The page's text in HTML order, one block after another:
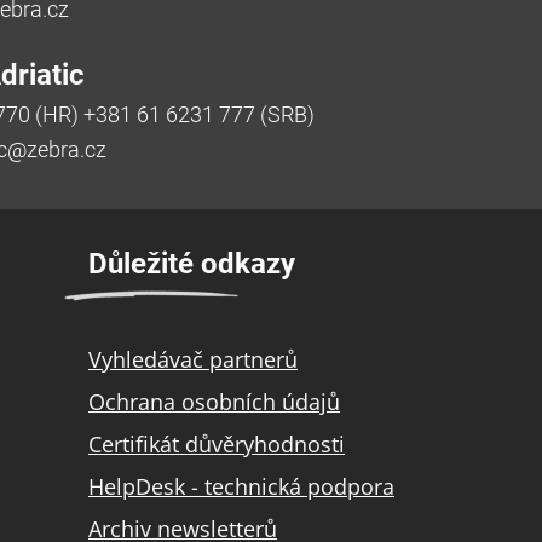
(HR) +381 61 6231 777 (SRB)
Důležité odkazy
Vyhledávač partnerů
Ochrana osobních údajů
Certifikát důvěryhodnosti
HelpDesk - technická podpora
Archiv newsletterů